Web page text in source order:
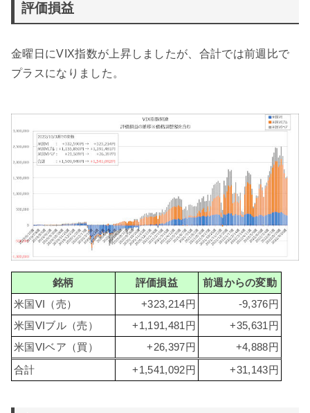
評価損益
金曜日にVIX指数が上昇しましたが、合計では前週比で
プラスになりました。
銘柄 評価損益
前週からの変動
米国VI（売）
+323,214円
-9,376円
米国VIブル（売）
+1,191,481円
+35,631円
米国VIベア（買）
+26,397円 +4,888円
合計 +1,541,092円 +31,143円